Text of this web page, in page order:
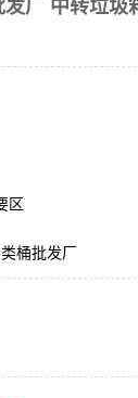
厂 中转垃
区
桶批发厂